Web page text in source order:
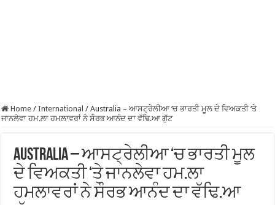
Home / International / Australia – ਆਸਟ੍ਰੇਲੀਆ ‘ਚ ਭਾਰਤੀ ਮੂਲ ਦੇ ਵਿਅਕਤੀ ‘ਤੇ
ਜਾਨਲੇਵਾ ਹਮ.ਲਾ ਹਮਲਾਵਰਾਂ ਨੇ ਸੌਰਭ ਆਨੰਦ ਦਾ ਵੱਢਿ.ਆ ਗੁੱਟ
Australia – ਆਸਟ੍ਰੇਲੀਆ ‘ਚ ਭਾਰਤੀ ਮੂਲ
ਦੇ ਵਿਅਕਤੀ ‘ਤੇ ਜਾਨਲੇਵਾ ਹਮ.ਲਾ
ਹਮਲਾਵਰਾਂ ਨੇ ਸੌਰਭ ਆਨੰਦ ਦਾ ਵੱਢਿ.ਆ